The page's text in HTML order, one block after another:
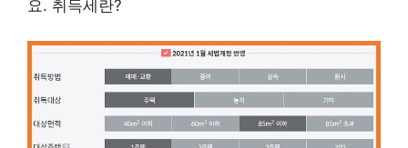
요. 취득세란?